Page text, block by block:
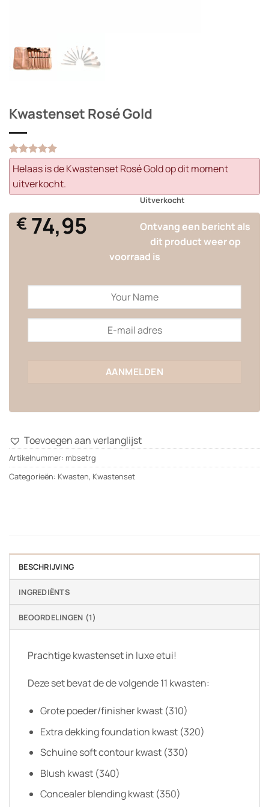
Kwastenset Rosé Gold
Gewaardeerd
5op 5
gebaseerd
op
1 Helaas is de Kwastenset Rosé Gold op dit moment
uitverkocht.
€ 74,95
Uitverkocht
Ontvang een bericht als
dit product weer op
voorraad is
Toevoegen aan verlanglijst
Artikelnummer: mbsetrg
Categorieën: Kwasten, Kwastenset
BESCHRIJVING
INGREDIËNTS
BEOORDELINGEN (1)
Prachtige kwastenset in luxe etui!
Deze set bevat de de volgende 11 kwasten:
Grote poeder/finisher kwast (310)
Extra dekking foundation kwast (320)
Schuine soft contour kwast (330)
Blush kwast (340)
Concealer blending kwast (350)